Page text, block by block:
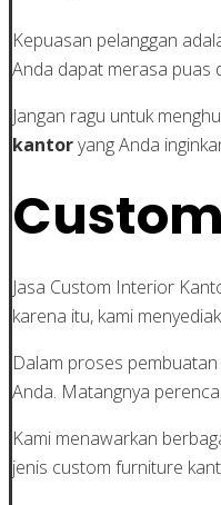
Kepuasan pelanggan
Anda dapat merasa puas
Jangan ragu untuk
kantoryang Anda
Jasa Custom Interior
karena itu, kami
Dalam proses
Anda. Matangnya
Kami menawarkan
jenis custom furniture